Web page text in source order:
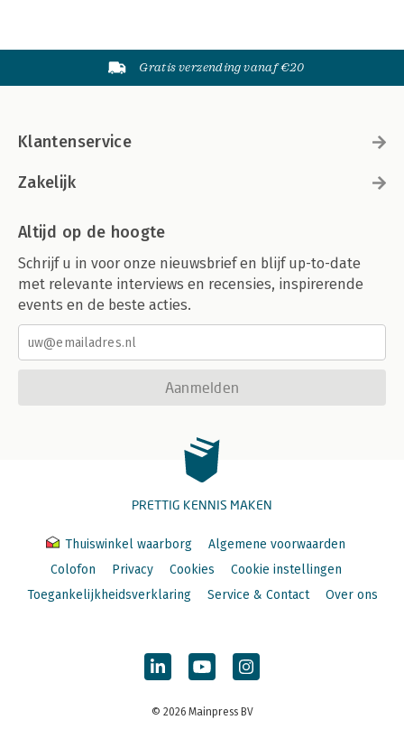
Gratis verzending vanaf €20
Klantenservice
Zakelijk
Altijd op de hoogte
Schrijf u in voor onze nieuwsbrief en blijf up-to-date
met relevante interviews en recensies, inspirerende
events en de beste acties.
Aanmelden
PRETTIG KENNIS MAKEN
Thuiswinkel waarborg
Algemene voorwaarden
Colofon
Privacy Cookies
Cookie instellingen
Toegankelijkheidsverklaring
Service & Contact Over ons
© 2026 Mainpress BV